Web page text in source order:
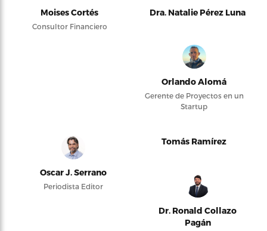
Moises Cortés
Consultor Financiero
Dra. Natalie Pérez Luna
Orlando Alomá
Gerente de Proyectos en un
Startup
Oscar J. Serrano
Periodista Editor
Tomás Ramírez
Dr. Ronald Collazo
Pagán